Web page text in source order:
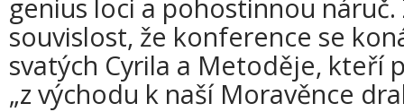
genius loci a pohostinnou náruč.
souvislost, že konference se
svatých Cyrila a Metoděje, kteří
„z východu k naší Moravěnce